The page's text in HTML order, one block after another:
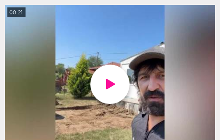
00:21